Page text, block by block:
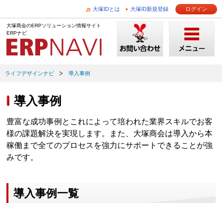
大塚IDとは 大塚ID新規登録 ログイン
大塚商会のERPソリューション情報サイト
ERPナビ
ライフデザインナビ 導入事例
導入事例
豊富な成功事例とこれによって培われた業界スキルでお客
様の課題解決を実現します。また、大塚商会は導入から本
稼働まで全てのプロセスを強力にサポートできることが強
みです。
導入事例一覧